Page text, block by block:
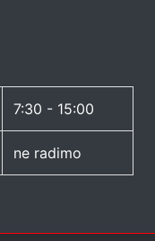
7:30 - 15:00
ne radimo